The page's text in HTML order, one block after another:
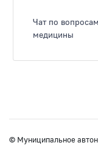
Чат по
медицины
© Муниципальное